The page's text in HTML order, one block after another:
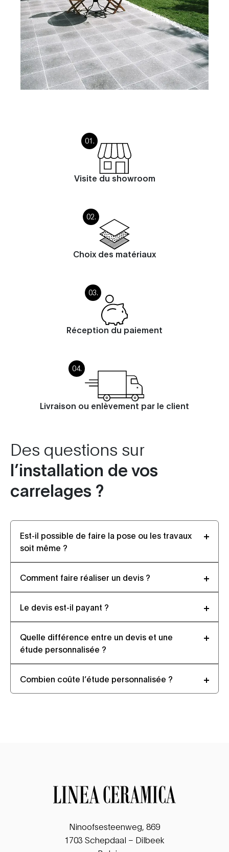
Visite du showroom
Choix des matériaux
Réception du paiement
Livraison ou enlèvement par le client
Des questions sur
l’installation de vos
carrelages ?
Est-il possible de faire la pose ou les travaux
soit même ?
Comment faire réaliser un devis ?
Le devis est-il payant ?
Quelle différence entre un devis et une
étude personnalisée ?
Combien coûte l’étude personnalisée ?
Ninoofsesteenweg, 869
1703 Schepdaal – Dilbeek